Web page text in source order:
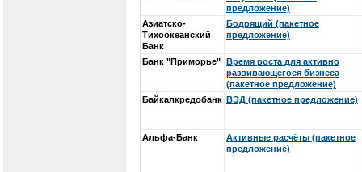
предложение)
Азиатско-
Тихоокеанский
Банк
Бодрящий (пакетное
предложение)
Банк "Приморье" Время роста для активно
развивающегося бизнеса
(пакетное предложение)
Байкалкредобанк ВЭД (пакетное предложение)
Альфа-Банк
Активные расчёты (пакетное
предложение)